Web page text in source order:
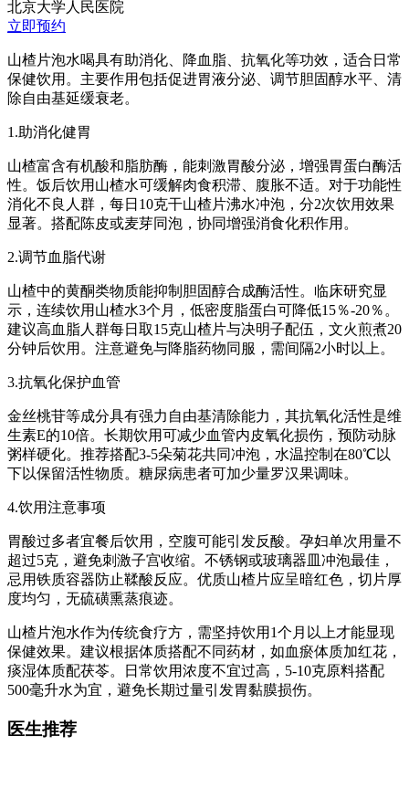
北京大学人民医院
立即预约
山楂片泡水喝具有助消化、降血脂、抗氧化等功效，适合日常
保健饮用。主要作用包括促进胃液分泌、调节胆固醇水平、清
除自由基延缓衰老。
1.助消化健胃
山楂富含有机酸和脂肪酶，能刺激胃酸分泌，增强胃蛋白酶活
性。饭后饮用山楂水可缓解肉食积滞、腹胀不适。对于功能性
消化不良人群，每日10克干山楂片沸水冲泡，分2次饮用效果
显著。搭配陈皮或麦芽同泡，协同增强消食化积作用。
2.调节血脂代谢
山楂中的黄酮类物质能抑制胆固醇合成酶活性。临床研究显
示，连续饮用山楂水3个月，低密度脂蛋白可降低15％-20％。
建议高血脂人群每日取15克山楂片与决明子配伍，文火煎煮20
分钟后饮用。注意避免与降脂药物同服，需间隔2小时以上。
3.抗氧化保护血管
金丝桃苷等成分具有强力自由基清除能力，其抗氧化活性是维
生素E的10倍。长期饮用可减少血管内皮氧化损伤，预防动脉
粥样硬化。推荐搭配3-5朵菊花共同冲泡，水温控制在80℃以
下以保留活性物质。糖尿病患者可加少量罗汉果调味。
4.饮用注意事项
胃酸过多者宜餐后饮用，空腹可能引发反酸。孕妇单次用量不
超过5克，避免刺激子宫收缩。不锈钢或玻璃器皿冲泡最佳，
忌用铁质容器防止鞣酸反应。优质山楂片应呈暗红色，切片厚
度均匀，无硫磺熏蒸痕迹。
山楂片泡水作为传统食疗方，需坚持饮用1个月以上才能显现
保健效果。建议根据体质搭配不同药材，如血瘀体质加红花，
痰湿体质配茯苓。日常饮用浓度不宜过高，5-10克原料搭配
500毫升水为宜，避免长期过量引发胃黏膜损伤。
医生推荐